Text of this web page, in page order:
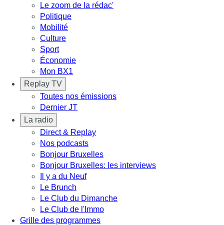
Le zoom de la rédac'
Politique
Mobilité
Culture
Sport
Économie
Mon BX1
Replay TV
Toutes nos émissions
Dernier JT
La radio
Direct & Replay
Nos podcasts
Bonjour Bruxelles
Bonjour Bruxelles: les interviews
Il y a du Neuf
Le Brunch
Le Club du Dimanche
Le Club de l'Immo
Grille des programmes